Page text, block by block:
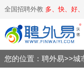
全国招聘外教 多、快、好
您的位置： 聘外易>>城